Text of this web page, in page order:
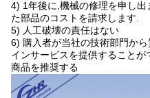
4) 1年後に,機械の修理を申し
た部品のコストを請求します.
5) 人工破壊の責任はない
6) 購入者が当社の技術部門か
インサービスを提供することが
商品を推奨する